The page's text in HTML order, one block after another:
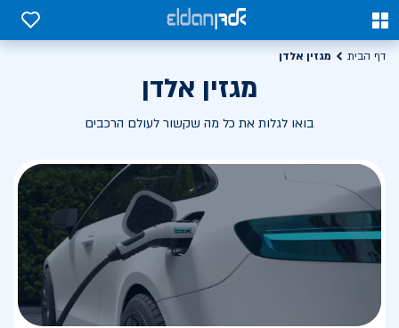
0
0
דף הבית מגזין אלדן
מגזין אלדן
בואו לגלות את כל מה שקשור לעולם הרכבים